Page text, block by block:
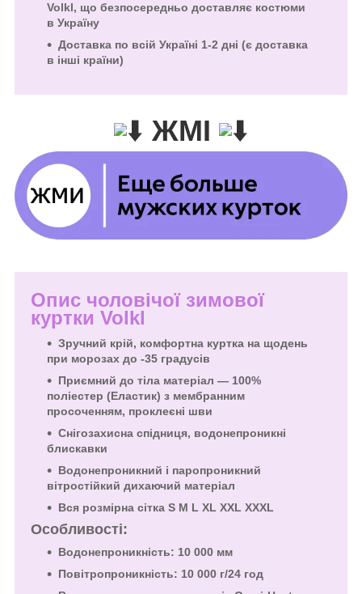
Volkl, що безпосередньо доставляє костюми
в Україну
Доставка по всій Україні 1-2 дні (є доставка
в інші країни)
ЖМІ
Опис чоловічої зимової
куртки Volkl
Зручний крій, комфортна куртка на щодень
при морозах до -35 градусів
Приємний до тіла матеріал — 100%
поліестер (Еластик) з мембранним
просоченням, проклеєні шви
Снігозахисна спідниця, водонепроникні
блискавки
Водонепроникний і паропроникний
вітростійкий дихаючий матеріал
Вся розмірна сітка S M L XL XXL XXXL
Особливості:
Водонепроникність: 10 000 мм
Повітропроникність: 10 000 г/24 год